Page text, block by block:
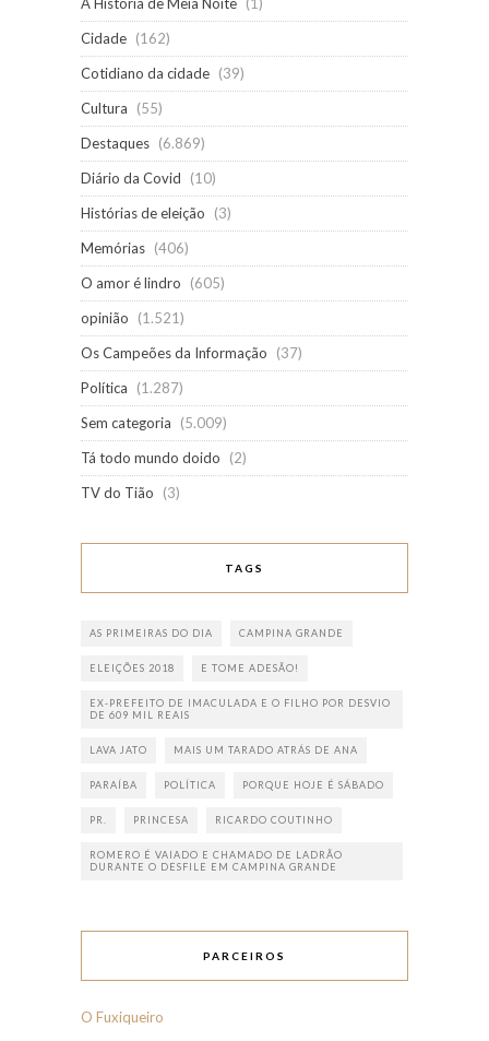
A História de Meia Noite (1)
Cidade (162)
Cotidiano da cidade (39)
Cultura
(55)
Destaques (6.869)
Diário da Covid
(10)
Histórias de eleição
(3)
Memórias (406)
O amor é lindro
(605)
opinião
(1.521)
Os Campeões da Informação
(37)
Política
(1.287)
Sem categoria
(5.009)
Tá todo mundo doido
(2)
TV do Tião
(3)
TAGS
AS PRIMEIRAS DO DIA CAMPINA GRANDE
ELEIÇÕES 2018 E TOME ADESÃO!
EX-PREFEITO DE IMACULADA E O FILHO POR DESVIO
DE 609 MIL REAIS
LAVA JATO MAIS UM TARADO ATRÁS DE ANA
PARAÍBA POLÍTICA PORQUE HOJE É SÁBADO
PR. PRINCESA RICARDO COUTINHO
ROMERO É VAIADO E CHAMADO DE LADRÃO
DURANTE O DESFILE EM CAMPINA GRANDE
PARCEIROS
O Fuxiqueiro